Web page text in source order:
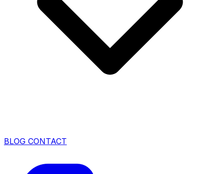
BLOG CONTACT